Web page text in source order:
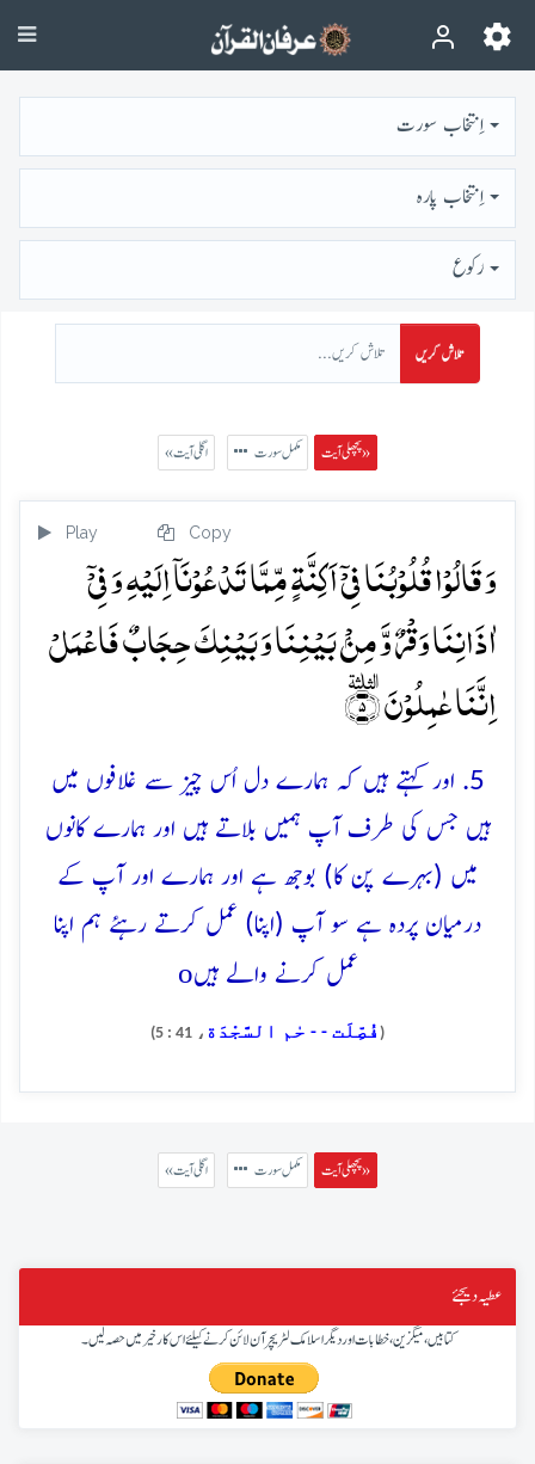
اِنتخاب سورت
اِنتخاب پارہ
رُكوع
تلاش کریں
پچھلی آیت » مکمل سورت « اگلی آیت
Play Copy
وَ قَالُوۡا قُلُوۡبُنَا فِیۡۤ اَکِنَّۃٍ مِّمَّا تَدۡعُوۡنَاۤ اِلَیۡہِ وَ فِیۡۤ
اٰذَانِنَا وَقۡرٌ وَّ مِنۡۢ بَیۡنِنَا وَ بَیۡنِکَ حِجَابٌ فَاعۡمَلۡ
اِنَّنَا عٰمِلُوۡنَ ؓ﴿۵﴾
5. اور کہتے ہیں کہ ہمارے دل اُس چیز سے غلافوں میں
ہیں جس کی طرف آپ ہمیں بلاتے ہیں اور ہمارے کانوں
میں (بہرے پن کا) بوجھ ہے اور ہمارے اور آپ کے
درمیان پردہ ہے سو آپ (اپنا) عمل کرتے رہئے ہم اپنا
عمل کرنے والے ہیںo
( فُصِّلَت - - حٰم السَّجْدَة ، 41 : 5)
پچھلی آیت » مکمل سورت « اگلی آیت
عطیہ دیجئے
کتابیں، میگزین، خطابات اور دیگر اسلامک لٹریچر آن لائن کرنے کیلئے اس کار خیر میں حصہ لیں۔